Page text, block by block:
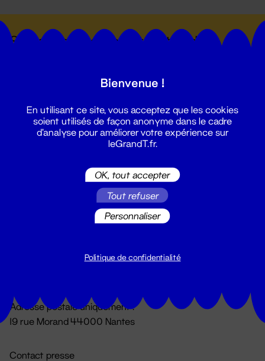
Suivez toutes les actualités du
Du lundi au vendredi 14h → 18h
Adresse postale uniquement :
19 rue Morand 44000 Nantes
Contact presse
Bienvenue !
En utilisant ce site, vous acceptez que les cookies
soient utilisés de façon anonyme dans le cadre
d'analyse pour améliorer votre expérience sur
leGrandT.fr.
OK, tout accepter
Tout refuser
Personnaliser
Politique de confidentialité